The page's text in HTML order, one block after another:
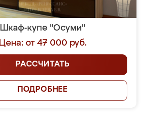
Шкаф-купе "Осуми"
Цена: от 47 000 руб.
РАССЧИТАТЬ
ПОДРОБНЕЕ